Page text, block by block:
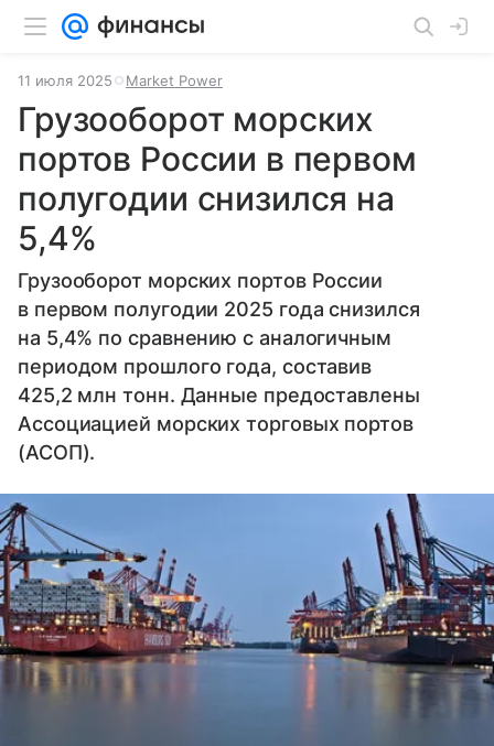
11 июля 2025 Market Power
Грузооборот морских
портов России в первом
полугодии снизился на
5,4%
Грузооборот морских портов России
в первом полугодии 2025 года снизился
на 5,4% по сравнению с аналогичным
периодом прошлого года, составив
425,2 млн тонн. Данные предоставлены
Ассоциацией морских торговых портов
(АСОП).